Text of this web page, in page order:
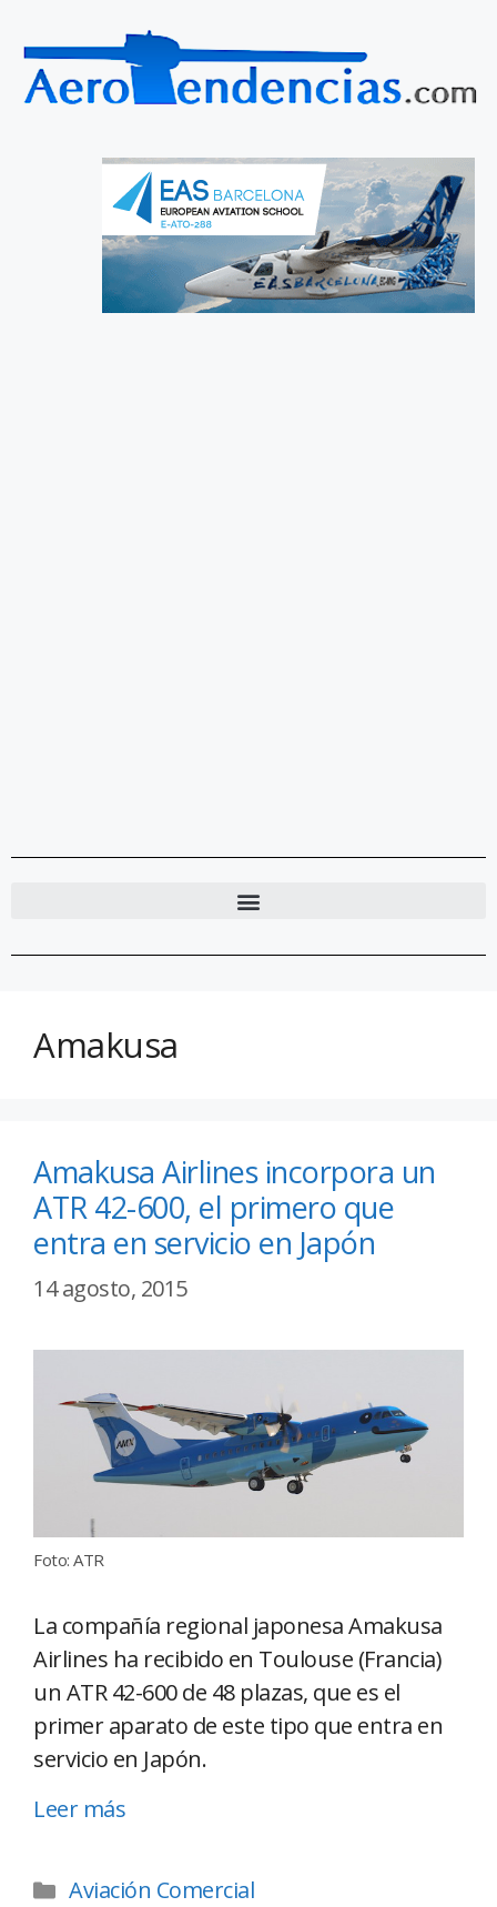
Amakusa
Amakusa Airlines incorpora un
ATR 42-600, el primero que
entra en servicio en Japón
14 agosto, 2015
Foto: ATR
La compañía regional japonesa Amakusa
Airlines ha recibido en Toulouse (Francia)
un ATR 42-600 de 48 plazas, que es el
primer aparato de este tipo que entra en
servicio en Japón.
Leer más
Aviación Comercial